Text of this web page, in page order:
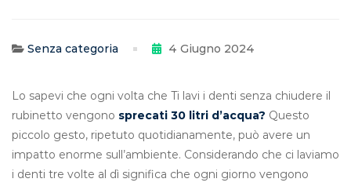
Senza categoria 4 Giugno 2024
Lo sapevi che ogni volta che Ti lavi i denti senza chiudere il
rubinetto vengono sprecati 30 litri d’acqua? Questo
piccolo gesto, ripetuto quotidianamente, può avere un
impatto enorme sull’ambiente. Considerando che ci laviamo
i denti tre volte al dì significa che ogni giorno vengono